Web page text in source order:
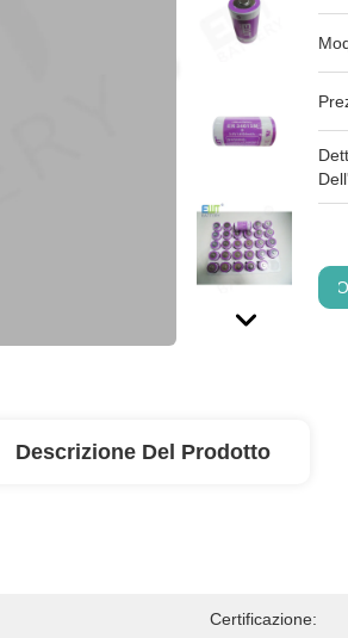
Descrizione Del Prodotto
Certificazione: